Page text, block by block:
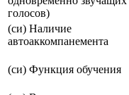
голосов)
(си) Наличие
автоаккомпанемента
(си) Функция обучения